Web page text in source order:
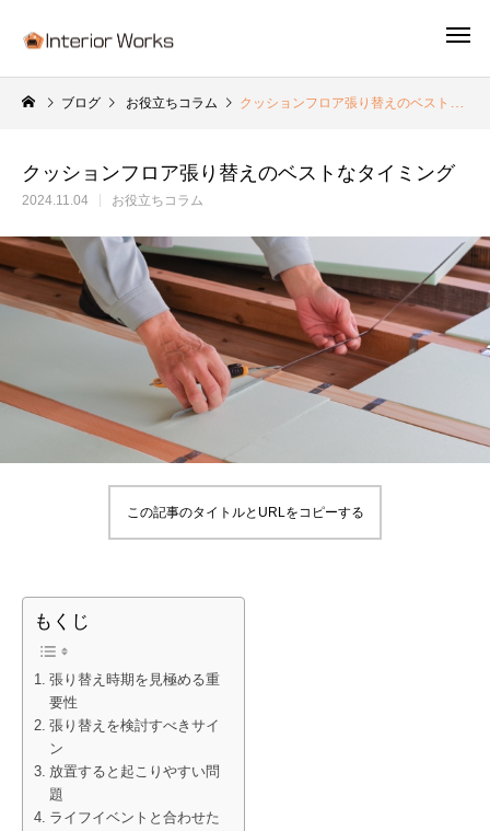
ブログ お役立ちコラム クッションフロア張り替えのベストなタイミング
クッションフロア張り替えのベストなタイミング
2024.11.04 お役立ちコラム
この記事のタイトルとURLをコピーする
もくじ
張り替え時期を見極める重
要性
張り替えを検討すべきサイ
ン
放置すると起こりやすい問
題
ライフイベントと合わせた